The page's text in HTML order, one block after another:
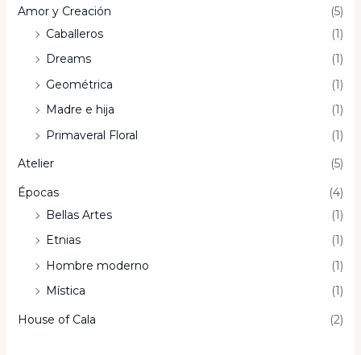
Amor y Creación
(5)
Caballeros
(1)
Dreams
(1)
Geométrica
(1)
Madre e hija
(1)
Primaveral Floral
(1)
Atelier
(5)
Épocas
(4)
Bellas Artes
(1)
Etnias
(1)
Hombre moderno
(1)
Mística
(1)
House of Cala
(2)